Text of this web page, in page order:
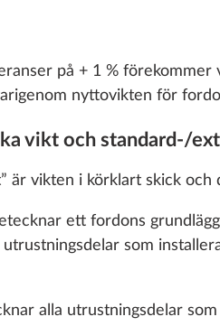
på + 1 %
nyttovikten för
vikt och standard-/
är vikten i körklart skick
ett fordons
utrustningsdelar som
alla utrustningsdelar